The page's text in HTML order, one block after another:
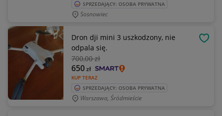
SPRZEDAJĄCY: OSOBA PRYWATNA
Sosnowiec
Dron dji mini 3 uszkodzony, nie
odpala się.
700,00 zł
KUP TERAZ
650zł
SPRZEDAJĄCY: OSOBA PRYWATNA
Warszawa, Śródmieście